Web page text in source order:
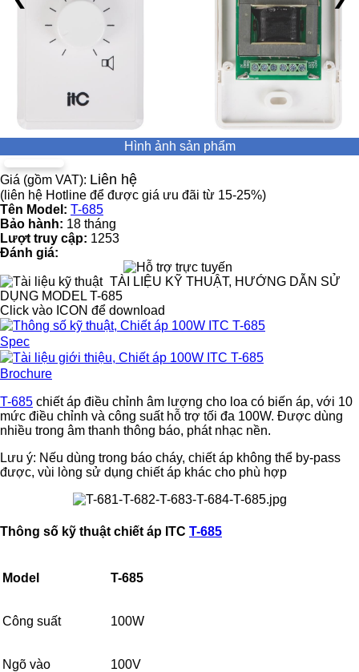
Hình ảnh sản phẩm
Giá (gồm VAT): Liên hệ
(liên hệ Hotline để được giá ưu đãi từ 15-25%)
Tên Model: T-685
Bảo hành: 18 tháng
Lượt truy cập: 1253
Đánh giá:
TÀI LIỆU KỸ THUẬT, HƯỚNG DẪN SỬ
DỤNG MODEL T-685
Click vào ICON để download
Spec
Brochure
T-685 chiết áp điều chỉnh âm lượng cho loa có biến áp, với 10
mức điều chỉnh và công suất hỗ trợ tối đa 100W. Được dùng
nhiều trong âm thanh thông báo, phát nhạc nền.
Lưu ý: Nếu dùng trong báo cháy, chiết áp không thể by-pass
được, vùi lòng sử dụng chiết áp khác cho phù hợp
Thông số kỹ thuật chiết áp ITC T-685
Model T-685
Công suất 100W
Ngõ vào 100V